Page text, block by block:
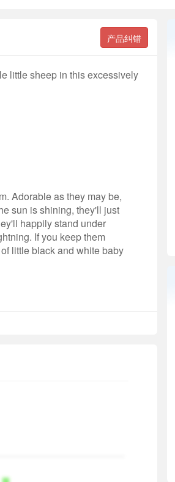
产品纠错
little sheep in this excessively
Adorable as they may be,
sun is shining, they'll just
happily stand under
If you keep them
little black and white baby